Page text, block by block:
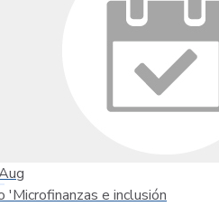
'Microfinanzas e inclusión